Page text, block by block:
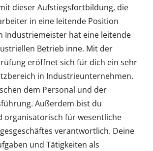
dieser Aufstiegsfortbildung, die
in eine leitende Position
Industriemeister hat eine leitende
Betrieb inne. Mit der
eröffnet sich für dich ein sehr
in Industrieunternehmen.
dem Personal und der
Außerdem bist du
organisatorisch für wesentliche
verantwortlich. Deine
und Tätigkeiten als